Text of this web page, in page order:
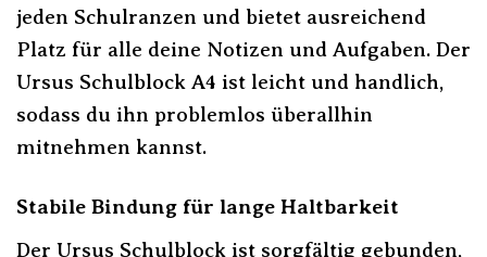
jeden Schulranzen und bietet ausreichend
Platz für alle deine Notizen und Aufgaben. Der
Ursus Schulblock A4 ist leicht und handlich,
sodass du ihn problemlos überallhin
mitnehmen kannst.
Stabile Bindung für lange Haltbarkeit
Der Ursus Schulblock ist sorgfältig gebunden,